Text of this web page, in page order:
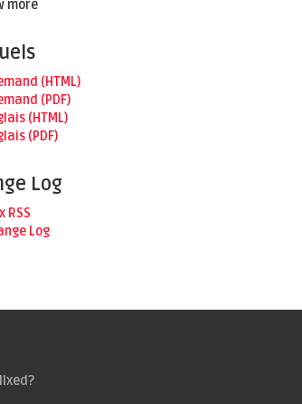
more
(HTML)
(PDF)
(HTML)
(PDF)
Log
RSS
Log